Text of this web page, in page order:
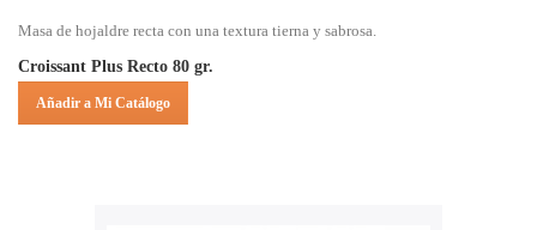
Masa de hojaldre recta con una textura tierna y sabrosa.
Croissant Plus Recto 80 gr.
Añadir a Mi Catálogo